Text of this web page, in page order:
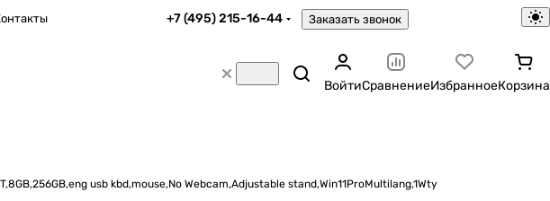
+7 (495) 215-16-44 Заказать звонок
ВойтиСравнениеИзбранноеКорзина
usb kbd,mouse,No Webcam,Adjustable stand,Win11ProMultilang,1Wty